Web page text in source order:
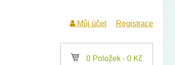
Můj účet Registrace
a 0 Položek - 0 Kč